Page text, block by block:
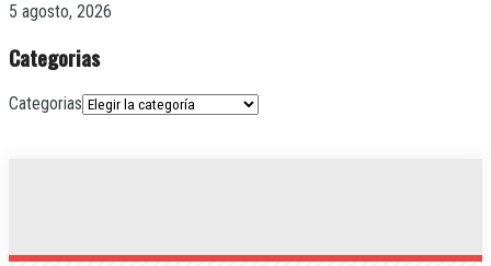
5 agosto, 2026
Categorias
Categorias